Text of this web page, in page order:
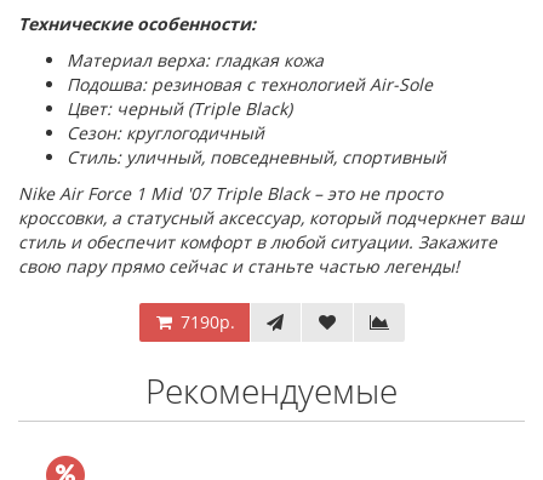
Технические особенности:
Материал верха: гладкая кожа
Подошва: резиновая с технологией Air-Sole
Цвет: черный (Triple Black)
Сезон: круглогодичный
Стиль: уличный, повседневный, спортивный
Nike Air Force 1 Mid '07 Triple Black – это не просто
кроссовки, а статусный аксессуар, который подчеркнет ваш
стиль и обеспечит комфорт в любой ситуации. Закажите
свою пару прямо сейчас и станьте частью легенды!
7190р.
Рекомендуемые